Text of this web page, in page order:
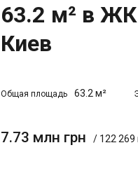
63.2 м² в
Киев
Общая площадь 63.2 м²
7.73 млн грн / 122 269